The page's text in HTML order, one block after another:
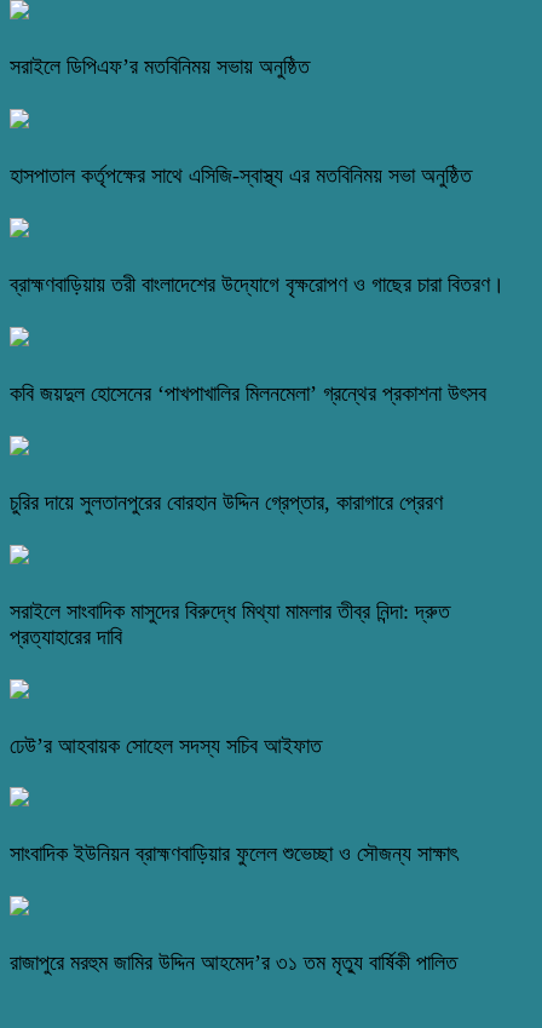
সরাইলে ডিপিএফ’র মতবিনিময় সভায় অনুষ্ঠিত
হাসপাতাল কর্তৃপক্ষের সাথে এসিজি-স্বাস্থ্য এর মতবিনিময় সভা অনুষ্ঠিত
ব্রাহ্মণবাড়িয়ায় তরী বাংলাদেশের উদ্যোগে বৃক্ষরোপণ ও গাছের চারা বিতরণ।
কবি জয়দুল হোসেনের ‘পাখপাখালির মিলনমেলা’ গ্রন্থের প্রকাশনা উৎসব
চুরির দায়ে সুলতানপুরের বোরহান উদ্দিন গ্রেপ্তার, কারাগারে প্রেরণ
সরাইলে সাংবাদিক মাসুদের বিরুদ্ধে মিথ্যা মামলার তীব্র নিন্দা: দ্রুত
প্রত্যাহারের দাবি
ঢেউ’র আহবায়ক সোহেল সদস্য সচিব আইফাত
সাংবাদিক ইউনিয়ন ব্রাহ্মণবাড়িয়ার ফুলেল শুভেচ্ছা ও সৌজন্য সাক্ষাৎ
রাজাপুরে মরহুম জামির উদ্দিন আহমেদ’র ৩১ তম মৃত্যু বার্ষিকী পালিত